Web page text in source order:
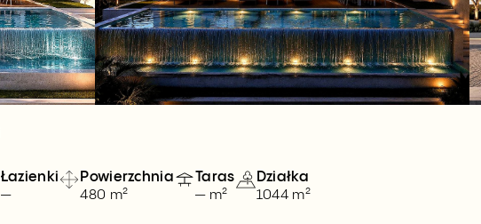
Łazienki
—
Powierzchnia
480 m²
Taras
— m²
Działka
1044 m²